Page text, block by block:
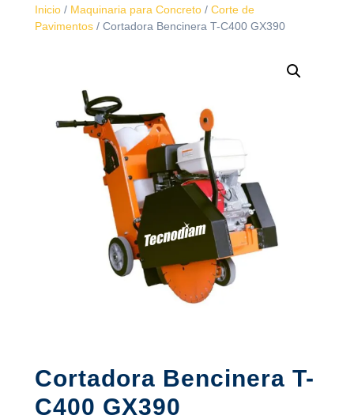
apertura
Inicio / Maquinaria para Concreto / Corte de
Pavimentos / Cortadora Bencinera T-C400 GX390
Cortadora Bencinera T-
C400 GX390